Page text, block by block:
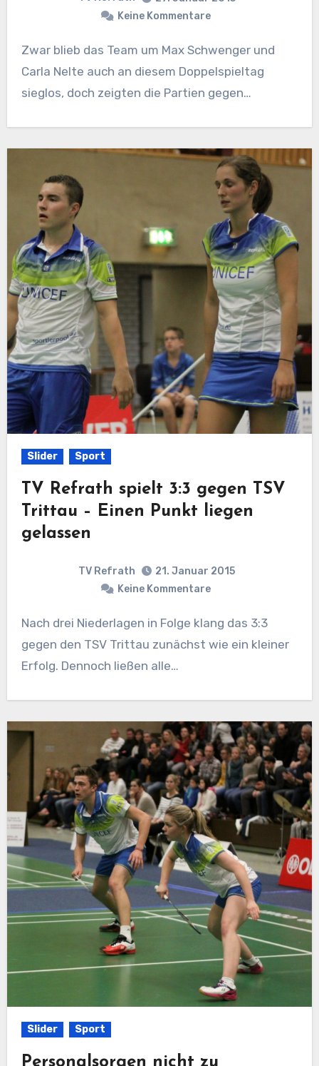
Keine Kommentare
Zwar blieb das Team um Max Schwenger und
Carla Nelte auch an diesem Doppelspieltag
sieglos, doch zeigten die Partien gegen…
Slider Sport
TV Refrath spielt 3:3 gegen TSV
Trittau – Einen Punkt liegen
gelassen
TV Refrath
21. Januar 2015
Keine Kommentare
Nach drei Niederlagen in Folge klang das 3:3
gegen den TSV Trittau zunächst wie ein kleiner
Erfolg. Dennoch ließen alle…
Slider Sport
Personalsorgen nicht zu